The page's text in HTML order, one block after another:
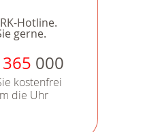
Hotline.
gerne.
365 000
kostenfrei
die Uhr